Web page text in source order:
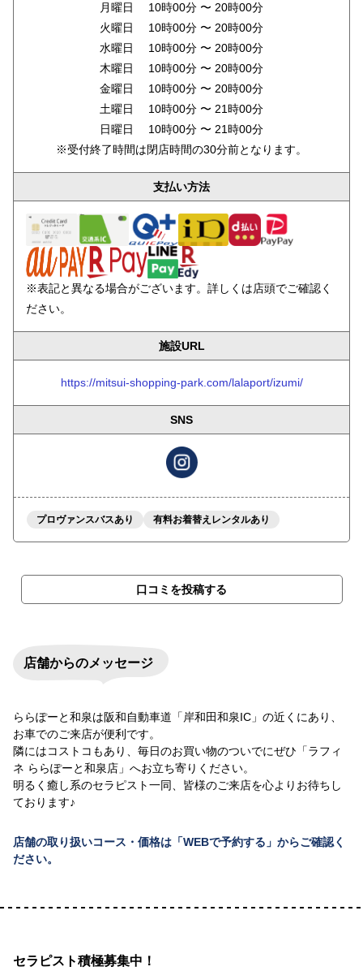
月曜日 10時00分 〜 20時00分
火曜日 10時00分 〜 20時00分
水曜日 10時00分 〜 20時00分
木曜日 10時00分 〜 20時00分
金曜日 10時00分 〜 20時00分
土曜日 10時00分 〜 21時00分
日曜日 10時00分 〜 21時00分
※受付終了時間は閉店時間の30分前となります。
支払い方法
※表記と異なる場合がございます。詳しくは店頭でご確認く
ださい。
施設URL
https://mitsui-shopping-park.com/lalaport/izumi/
SNS
プロヴァンスバスあり 有料お着替えレンタルあり
口コミを投稿する
店舗からのメッセージ
ららぽーと和泉は阪和自動車道「岸和田和泉IC」の近くにあり、
お車でのご来店が便利です。
隣にはコストコもあり、毎日のお買い物のついでにぜひ「ラフィ
ネ ららぽーと和泉店」へお立ち寄りください。
明るく癒し系のセラピスト一同、皆様のご来店を心よりお待ちし
ております♪
店舗の取り扱いコース・価格は「WEBで予約する」からご確認く
ださい。
セラピスト積極募集中！